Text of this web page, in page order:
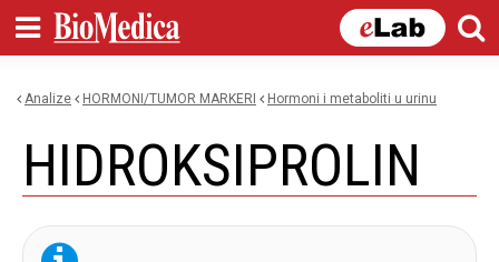
content
Analize HORMONI/TUMOR MARKERI hormoni i metaboliti u urinu
HIDROKSIPROLIN